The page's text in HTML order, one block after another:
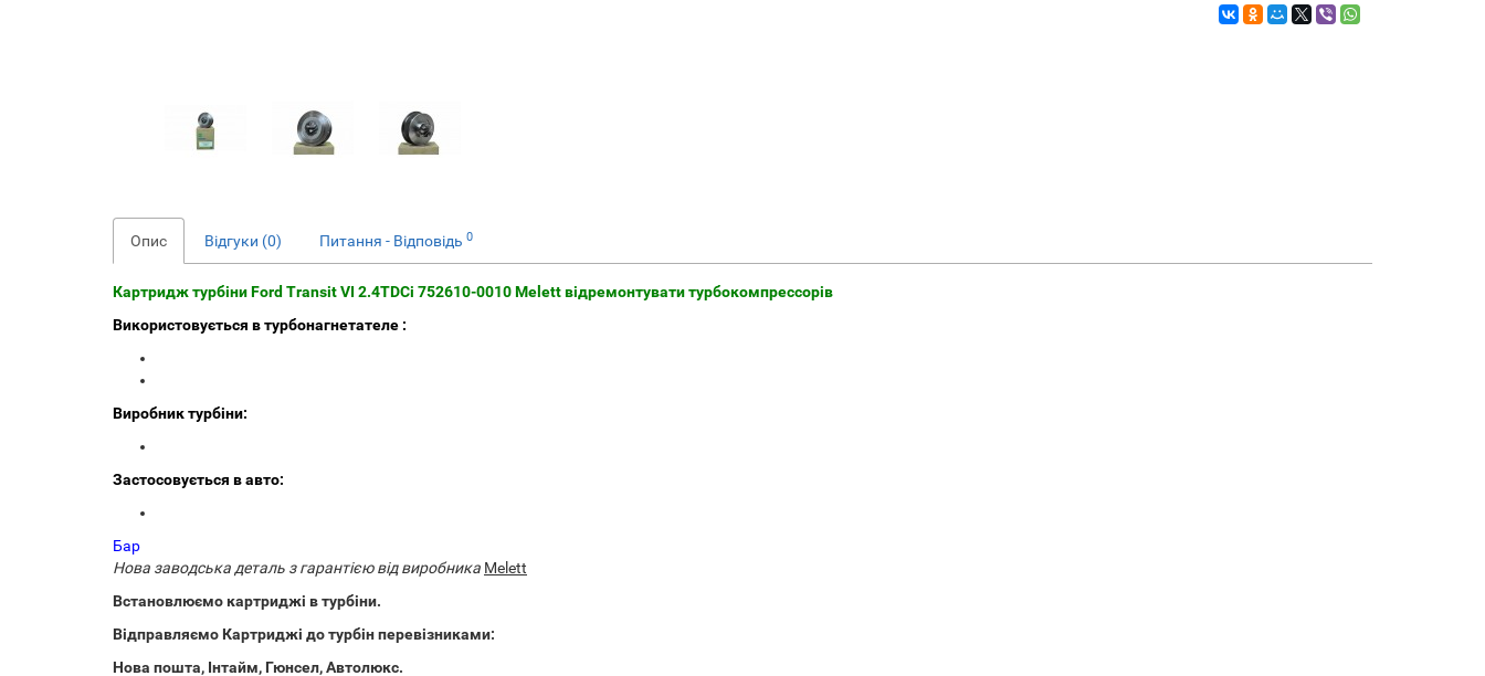
Опис Відгуки (0) Питання - Відповідь 0
Картридж турбіни Ford Transit VI 2.4TDCi 752610-0010 Melett відремонтувати турбокомпрессорів
Використовується в турбонагнетателе :
Виробник турбіни:
Застосовується в авто:
Бар
Нова заводська деталь з гарантією від виробника Melett
Встановлюємо картриджі в турбіни.
Відправляємо Картриджі до турбін перевізниками:
Нова пошта, Інтайм, Гюнсел, Автолюкс.